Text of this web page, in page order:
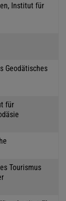
Institut für
Geodätisches
für
Tourismus